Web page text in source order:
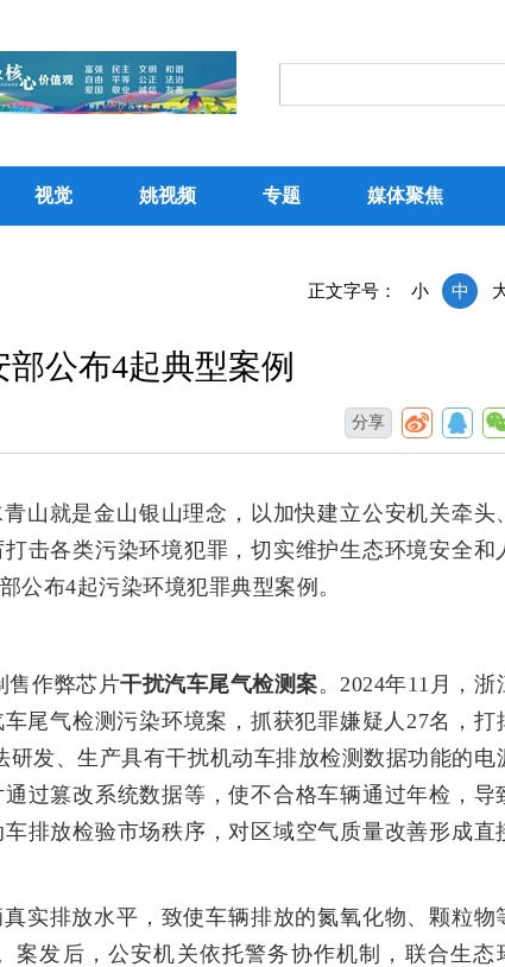
视觉 姚视频 专题 媒体聚焦
正文字号： 小 中
公布4起典型案例
分享
山就是金山银山理念，以加快建立公安机关牵头、
击各类污染环境犯罪，切实维护生态环境安全和
公布4起污染环境犯罪典型案例。
售作弊芯片干扰汽车尾气检测案。2024年11月，浙
尾气检测污染环境案，抓获犯罪嫌疑人27名，打
发、生产具有干扰机动车排放检测数据功能的电
过篡改系统数据等，使不合格车辆通过年检，导
排放检验市场秩序，对区域空气质量改善形成直
实排放水平，致使车辆排放的氮氧化物、颗粒物
案发后，公安机关依托警务协作机制，联合生态